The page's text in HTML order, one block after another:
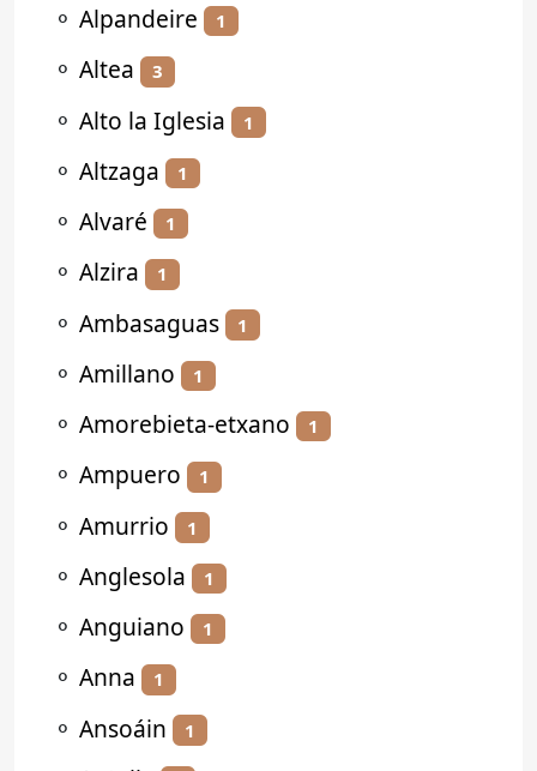
⚬ Alpandeire 1
⚬ Altea 3
⚬ Alto la Iglesia 1
⚬ Altzaga 1
⚬ Alvaré 1
⚬ Alzira 1
⚬ Ambasaguas 1
⚬ Amillano 1
⚬ Amorebieta-etxano 1
⚬ Ampuero 1
⚬ Amurrio 1
⚬ Anglesola 1
⚬ Anguiano 1
⚬ Anna 1
⚬ Ansoáin 1